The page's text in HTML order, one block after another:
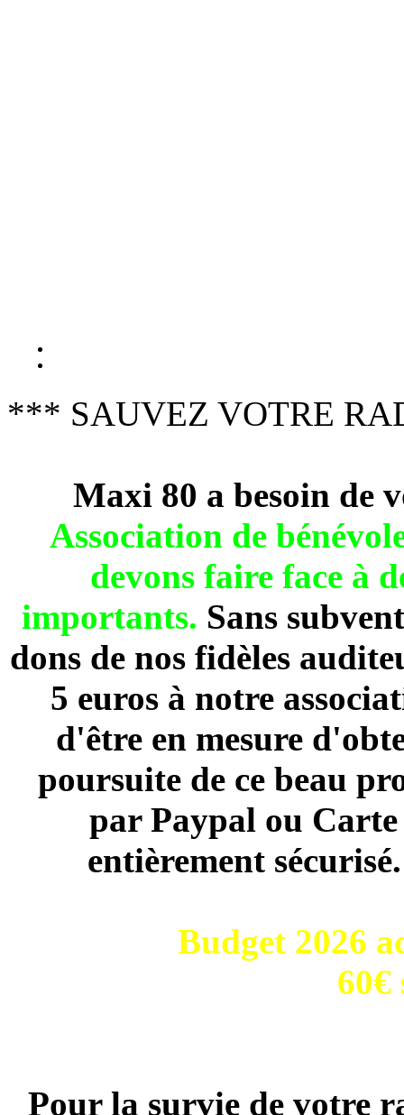
*** SAUVEZ VOTRE
Maxi 80 a besoin de
Association de
devons faire face à
importants. Sans
dons de nos fidèles
5 euros à notre
d'être en mesure
poursuite de ce beau
par Paypal ou
entièrement
Budget 2026
60€
Pour la survie de votre